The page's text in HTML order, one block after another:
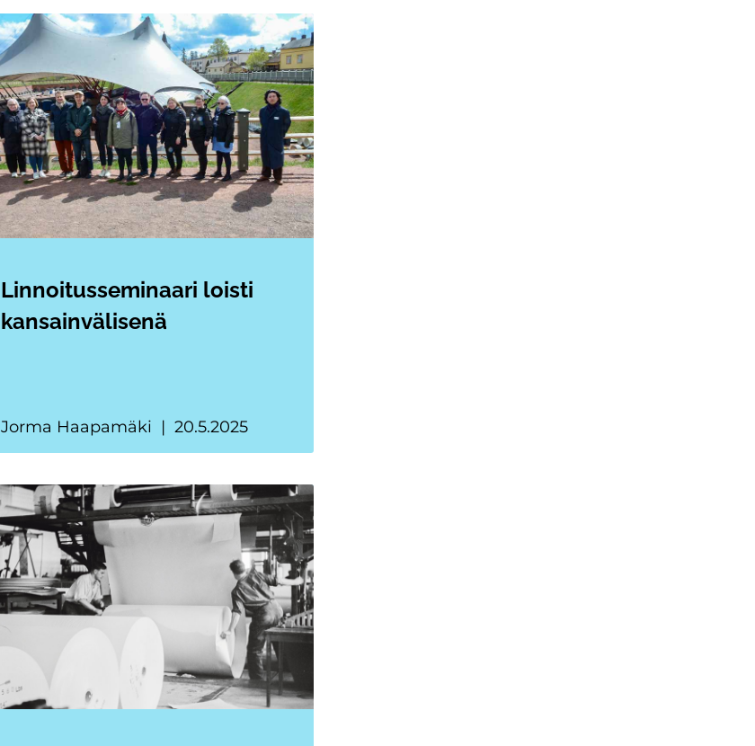
Linnoitusseminaari loisti
kansainvälisenä
Jorma Haapamäki 20.5.2025